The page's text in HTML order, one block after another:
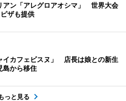
アン「アレグロアオシマ」 世界大会
ザも提供
イカフェビスヌ」 店長は娘との新生
島から移住
っと見る